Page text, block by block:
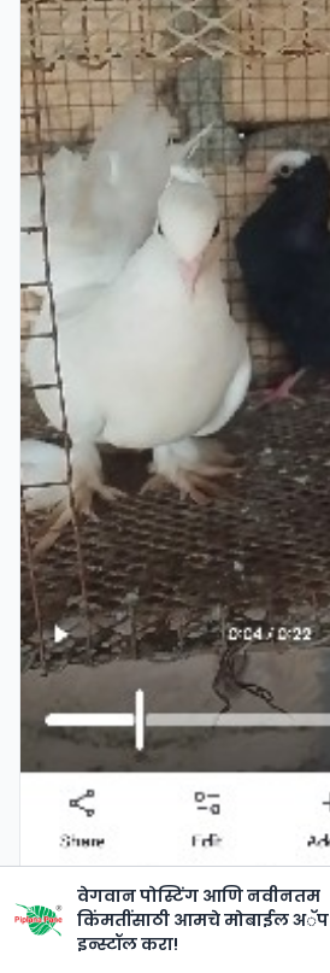
919586680983
वेगवान पोस्टिंग आणि नवीनतम
किंमतींसाठी आमचे मोबाईल अॅप
इन्स्टॉल करा!